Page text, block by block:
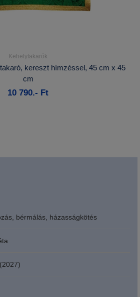
Részletek...
Kosárba
Kehelytakarók
kereszt hímzéssel, 45 cm x 45
cm
10 790.- Ft
bérmálás, házasságkötés